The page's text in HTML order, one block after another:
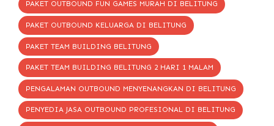
PAKET OUTBOUND FUN GAMES MURAH DI BELITUNG
PAKET OUTBOUND KELUARGA DI BELITUNG
PAKET TEAM BUILDING BELITUNG
PAKET TEAM BUILDING BELITUNG 2 HARI 1 MALAM
PENGALAMAN OUTBOUND MENYENANGKAN DI BELITUNG
PENYEDIA JASA OUTBOUND PROFESIONAL DI BELITUNG